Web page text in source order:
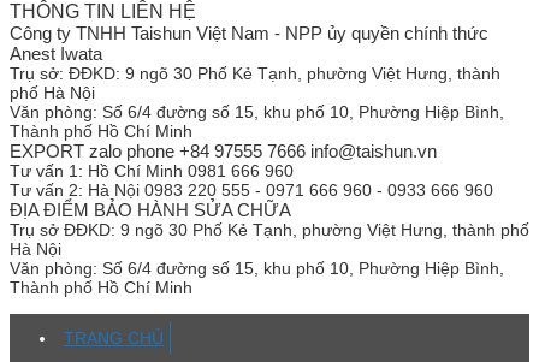
THÔNG TIN LIÊN HỆ
Công ty TNHH Taishun Việt Nam - NPP ủy quyền chính thức
Anest Iwata
Trụ sở: ĐĐKD: 9 ngõ 30 Phố Kẻ Tạnh, phường Việt Hưng, thành
phố Hà Nội
Văn phòng: Số 6/4 đường số 15, khu phố 10, Phường Hiệp Bình,
Thành phố Hồ Chí Minh
EXPORT zalo phone +84 97555 7666 info@taishun.vn
Tư vấn 1: Hồ Chí Minh 0981 666 960
Tư vấn 2: Hà Nội 0983 220 555 - 0971 666 960 - 0933 666 960
ĐỊA ĐIỂM BẢO HÀNH SỬA CHỮA
Trụ sở ĐĐKD: 9 ngõ 30 Phố Kẻ Tạnh, phường Việt Hưng, thành phố
Hà Nội
Văn phòng: Số 6/4 đường số 15, khu phố 10, Phường Hiệp Bình,
Thành phố Hồ Chí Minh
TRANG CHỦ